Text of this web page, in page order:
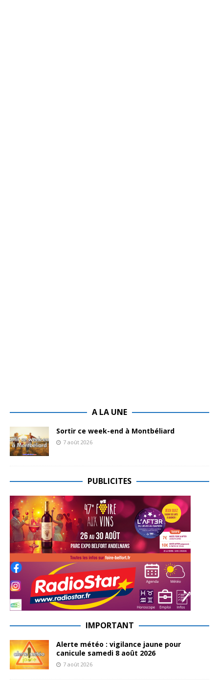
A LA UNE
Sortir ce week-end à Montbéliard
7 août 2026
PUBLICITES
IMPORTANT
Alerte météo : vigilance jaune pour
canicule samedi 8 août 2026
7 août 2026